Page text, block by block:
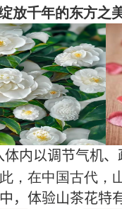
放千年的东方之
体内以调节气机
， 在中国古代 ，
，体验山茶花特